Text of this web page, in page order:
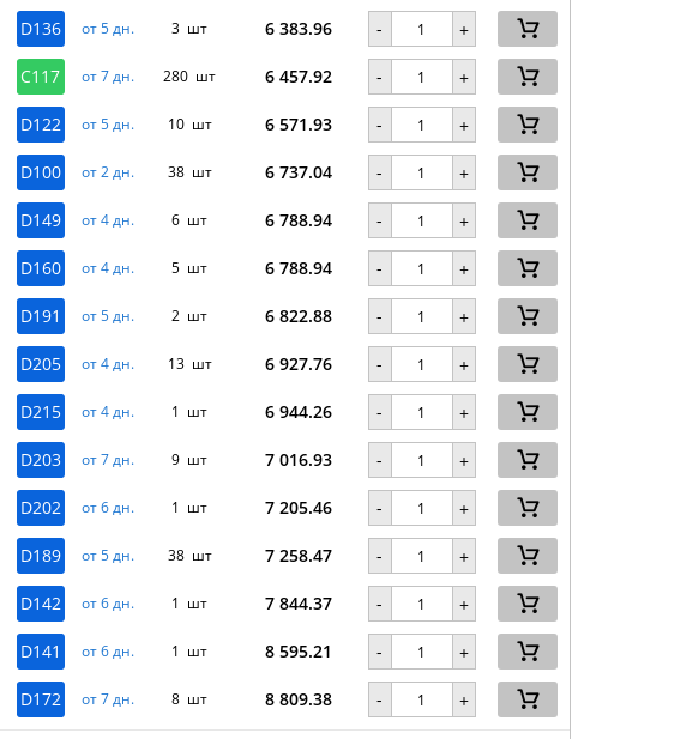
D136 от 5 дн. 3 шт 6 383.96 - +
C117 от 7 дн. 280 шт 6 457.92 - +
D122 от 5 дн. 10 шт 6 571.93 - +
D100 от 2 дн. 38 шт 6 737.04 - +
D149 от 4 дн. 6 шт 6 788.94 - +
D160 от 4 дн. 5 шт 6 788.94 - +
D191 от 5 дн. 2 шт 6 822.88 - +
D205 от 4 дн. 13 шт 6 927.76 - +
D215 от 4 дн. 1 шт 6 944.26 - +
D203 от 7 дн. 9 шт 7 016.93 - +
D202 от 6 дн. 1 шт 7 205.46 - +
D189 от 5 дн. 38 шт 7 258.47 - +
D142 от 6 дн. 1 шт 7 844.37 - +
D141 от 6 дн. 1 шт 8 595.21 - +
D172 от 7 дн. 8 шт 8 809.38 - +